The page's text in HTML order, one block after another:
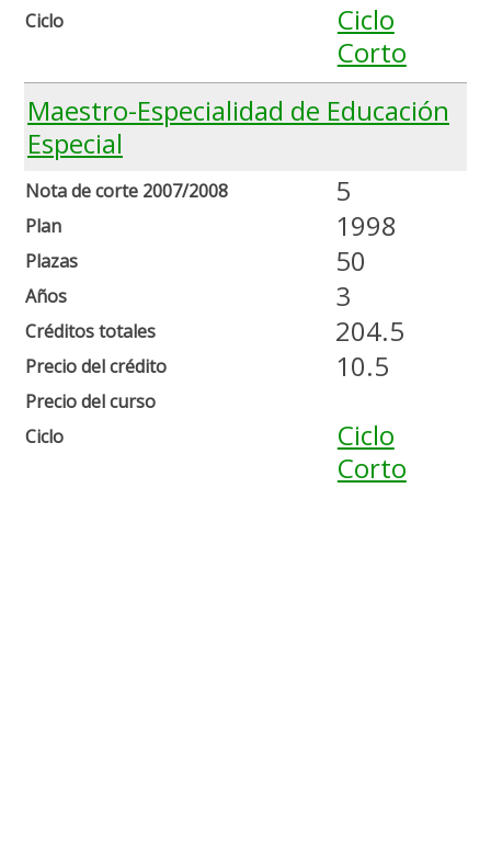
Ciclo
Ciclo
Corto
Maestro-Especialidad de Educación
Especial
Nota de corte 2007/2008
Plan
Plazas
Años
Créditos totales
Precio del crédito
Precio del curso
Ciclo
5
1998
50
3
204.5
10.5
Ciclo
Corto